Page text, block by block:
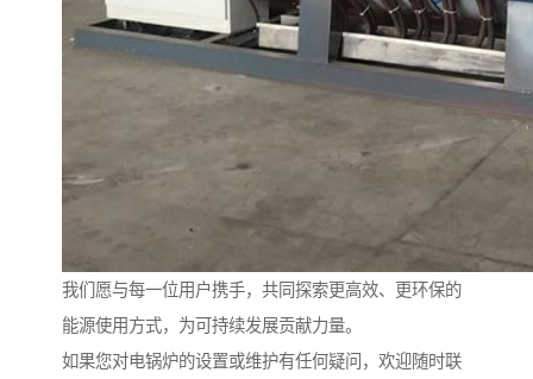
我们愿与每一位用户携手，共同探索更高效、更环保的
能源使用方式，为可持续发展贡献力量。
如果您对电锅炉的设置或维护有任何疑问，欢迎随时联